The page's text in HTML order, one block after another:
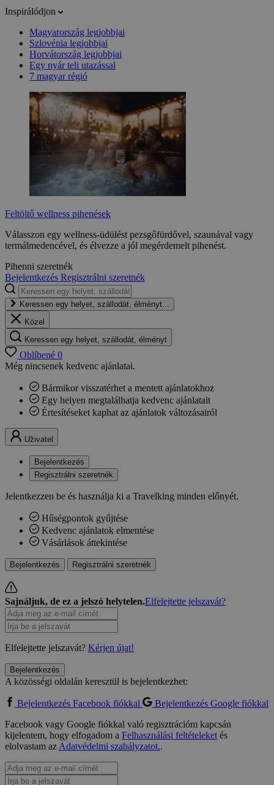
Inspirálódjon
Magyarország legjobbjai
Szlovénia legjobbjai
Horvátország legjobbjai
Egy nyár teli utazással
7 magyar régió
Feltöltő wellness pihenések
Válasszon egy wellness-üdülést pezsgőfürdővel, szaunával vagy
termálmedencével, és élvezze a jól megérdemelt pihenést.
Pihenni szeretnék
Bejelentkezés Regisztrálni szeretnék
Keressen egy helyet, szállodát, élményt...
Közel
Keressen egy helyet, szállodát, élményt
Oblíbené 0
Még nincsenek kedvenc ajánlatai.
Bármikor visszatérhet a mentett ajánlatokhoz
Egy helyen megtalálhatja kedvenc ajánlatait
Értesítéseket kaphat az ajánlatok változásairól
Uživatel
Bejelentkezés
Regisztrálni szeretnék
Jelentkezzen be és használja ki a Travelking minden előnyét.
Hűségpontok gyűjtése
Kedvenc ajánlatok elmentése
Vásárlások áttekintése
Bejelentkezés Regisztrálni szeretnék
Sajnáljuk, de ez a jelszó helytelen.Elfelejtette jelszavát?
Elfelejtette jelszavát? Kérjen újat!
Bejelentkezés
A közösségi oldalán keresztül is bejelentkezhet:
Bejelentkezés Facebook fiókkal
Bejelentkezés Google fiókkal
Facebook vagy Google fiókkal való regisztrációm kapcsán
kijelentem, hogy elfogadom a Felhasználási feltételeketés
elolvastam azAdatvédelmi szabályzatot..